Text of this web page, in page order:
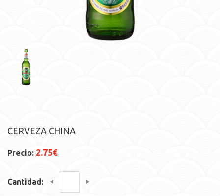
CERVEZA CHINA
Precio: 2.75€
Cantidad: